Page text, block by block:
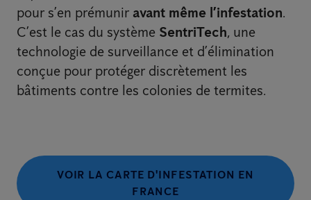
pour s’en prémunir avant même l’infestation.
C’est le cas du système SentriTech, une
technologie de surveillance et d’élimination
conçue pour protéger discrètement les
bâtiments contre les colonies de termites.
VOIR LA CARTE D'INFESTATION EN
FRANCE